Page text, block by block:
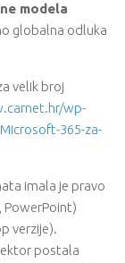
modela
globalna odluka
velik broj
wp-
365-za-
imala je pravo
PowerPoint)
verzije).
postala